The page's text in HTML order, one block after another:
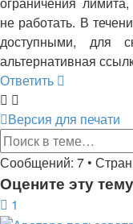
не работать. В
доступными, для
альтернативная
Ответить
Версия для печати
Сообщений: 7 •
Оцените эту тему
1